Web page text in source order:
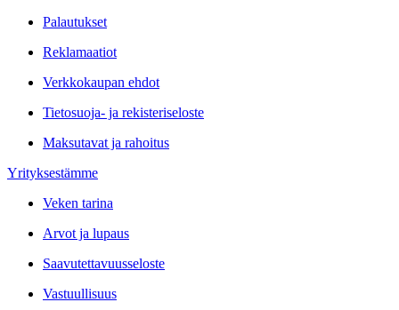
Palautukset
Reklamaatiot
Verkkokaupan ehdot
Tietosuoja- ja rekisteriseloste
Maksutavat ja rahoitus
Yrityksestämme
Veken tarina
Arvot ja lupaus
Saavutettavuusseloste
Vastuullisuus